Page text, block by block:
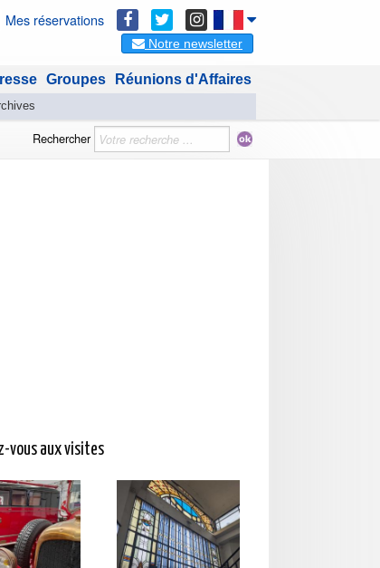
Mes réservations
Notre newsletter
Réunions d'Affaires
Groupes
Rechercher
vous aux visites